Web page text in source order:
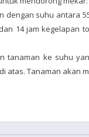
dengan suhu antara
14 jam kegelapan
tanaman ke suhu
atas. Tanaman akan